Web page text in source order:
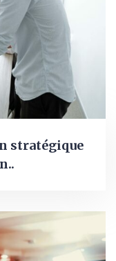
stratégique